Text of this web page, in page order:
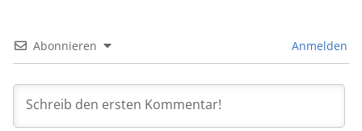
Abonnieren Anmelden